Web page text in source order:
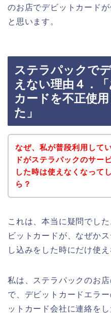
のお店でデビットカード
と思います。
ステラパックで
えない理由４．
カードを不正使
た」
なぜ、私が普段利用して
ドがステラパックのサー
した時は使えなくなって
ら？
これは、本当に疑問でし
ビットカードが、なぜか
し込みをした時にだけ使え
私は、ステラパックのお
で、デビットカードエラ
ットカード会社に連絡をし